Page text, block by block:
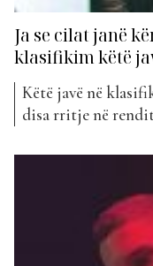
Ja se cilat janë
klasifikim këtë
Këtë javë në
disa rritje në
me këngën e saj
ngriturat për